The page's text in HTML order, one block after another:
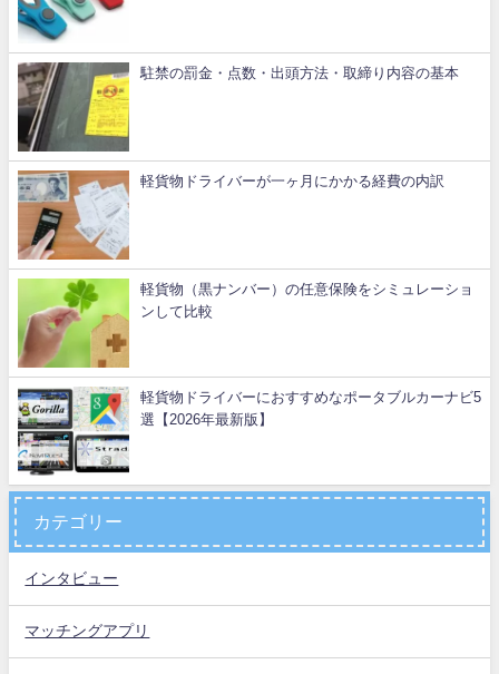
駐禁の罰金・点数・出頭方法・取締り内容の基本
軽貨物ドライバーが一ヶ月にかかる経費の内訳
軽貨物（黒ナンバー）の任意保険をシミュレーショ
ンして比較
軽貨物ドライバーにおすすめなポータブルカーナビ5
選【2026年最新版】
カテゴリー
インタビュー
マッチングアプリ